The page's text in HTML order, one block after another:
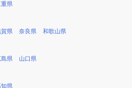
県
県 奈良県 和歌山県
島県 山口県
県